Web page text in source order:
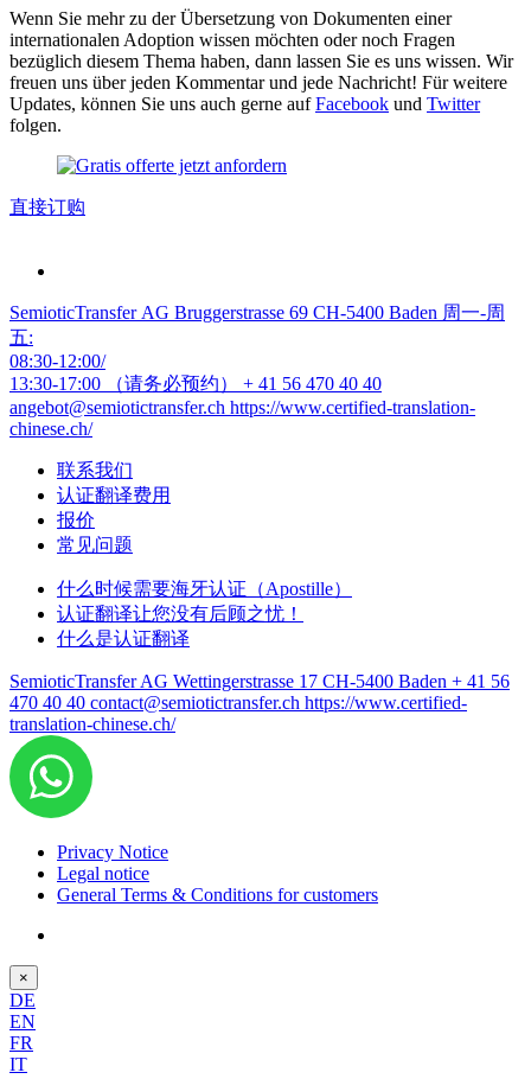
Wenn Sie mehr zu der Übersetzung von Dokumenten einer
internationalen Adoption wissen möchten oder noch Fragen
bezüglich diesem Thema haben, dann lassen Sie es uns wissen. Wir
freuen uns über jeden Kommentar und jede Nachricht! Für weitere
Updates, können Sie uns auch gerne aufFacebook und Twitter
folgen.
直接订购
SemioticTransfer AG Bruggerstrasse 69 CH-5400 Baden 周一-周
五:
08:30-12:00/
13:30-17:00 （请务必预约） + 41 56 470 40 40
angebot@semiotictransfer.ch https://www.certified-translation-
chinese.ch/
联系我们
认证翻译费用
报价
常见问题
什么时候需要海牙认证（Apostille）
认证翻译让您没有后顾之忧！
什么是认证翻译
SemioticTransfer AG Wettingerstrasse 17 CH-5400 Baden + 41 56
470 40 40 contact@semiotictransfer.ch https://www.certified-
translation-chinese.ch/
Privacy Notice
Legal notice
General Terms & Conditions for customers
×
DE
EN
FR
IT